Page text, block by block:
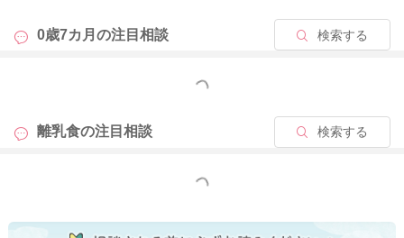
0歳7カ月の注目相談 検索する
もっと見る
離乳食の注目相談 検索する
もっと見る